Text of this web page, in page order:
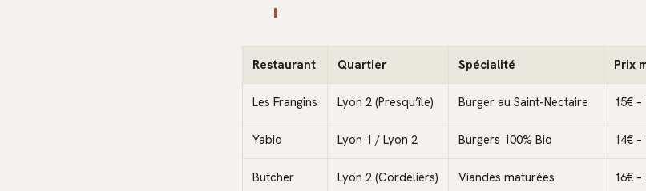
Restaurant Quartier Spécialité Prix
Les Frangins Lyon 2 (Presqu’île) Burger au Saint-Nectaire 15€ –
Yabio Lyon 1 / Lyon 2 Burgers 100% Bio 14€ –
Butcher Lyon 2 (Cordeliers) Viandes maturées 16€ –